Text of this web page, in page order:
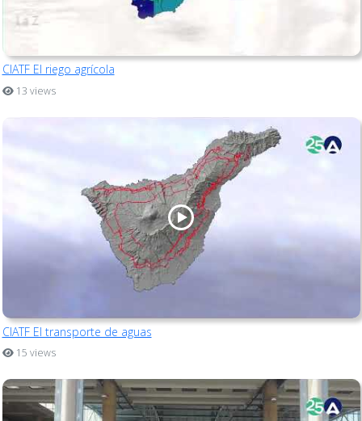
CIATF El riego agrícola
13 views
CIATF El transporte de aguas
15 views